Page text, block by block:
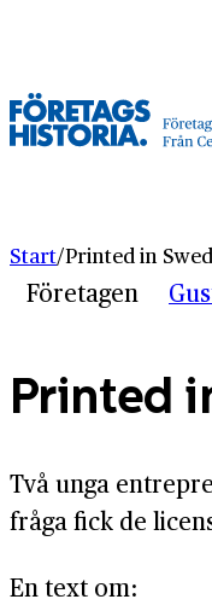
Start/Printed in
Företagen
Printed
Två unga
fråga fick de
En text om: